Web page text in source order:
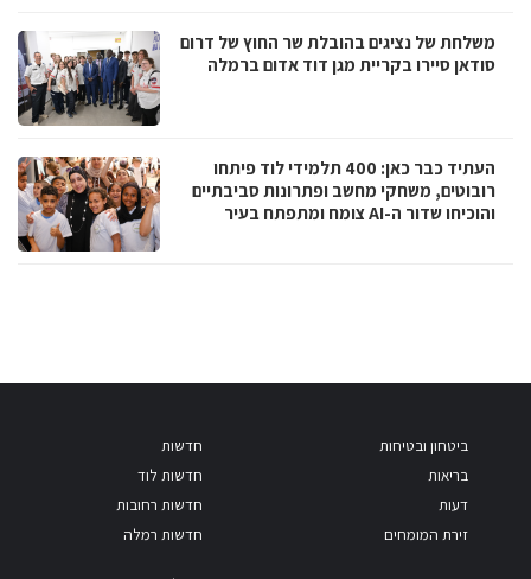
משלחת של נציגים בהובלת שר החוץ של דרום
סודאן סיירו בקריית מגן דוד אדום ברמלה
העתיד כבר כאן: 400 תלמידי לוד פיתחו
רובוטים, משחקי מחשב ופתרונות סביבתיים
והוכיחו שדור ה-AI צומח ומתפתח בעיר
ביטחון ובטיחות
בריאות
דעות
זירת המומחים
חדשות
חדשות לוד
חדשות רחובות
חדשות רמלה